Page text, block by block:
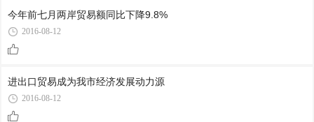
今年前七月两岸贸易额同比下降9.8%
2016-08-12
进出口贸易成为我市经济发展动力源
2016-08-12